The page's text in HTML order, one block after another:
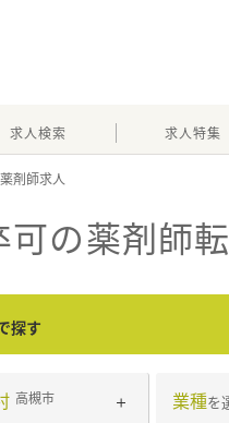
求人検索 求人特集
可の薬剤師
探す
高槻市 業種を